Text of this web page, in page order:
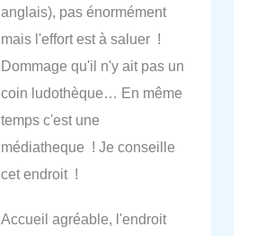
anglais), pas énormément
mais l'effort est à saluer !
Dommage qu'il n'y ait pas un
coin ludothèque… En même
temps c'est une
médiatheque ! Je conseille
cet endroit !
Accueil agréable, l'endroit